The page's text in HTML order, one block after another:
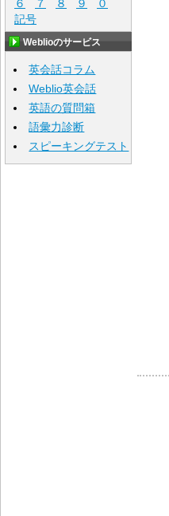
６
７ ８ ９
０
記号
Weblioのサービス
英会話コラム
Weblio英会話
英語の質問箱
語彙力診断
スピーキングテスト